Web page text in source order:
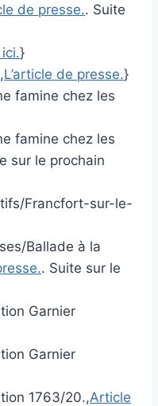
de presse.. Suite
}
L’article de presse.}
famine chez les
famine chez les
sur le prochain
Francfort-sur-le-
Ballade à la
. Suite sur le
Garnier
Garnier
1763/20.,Article